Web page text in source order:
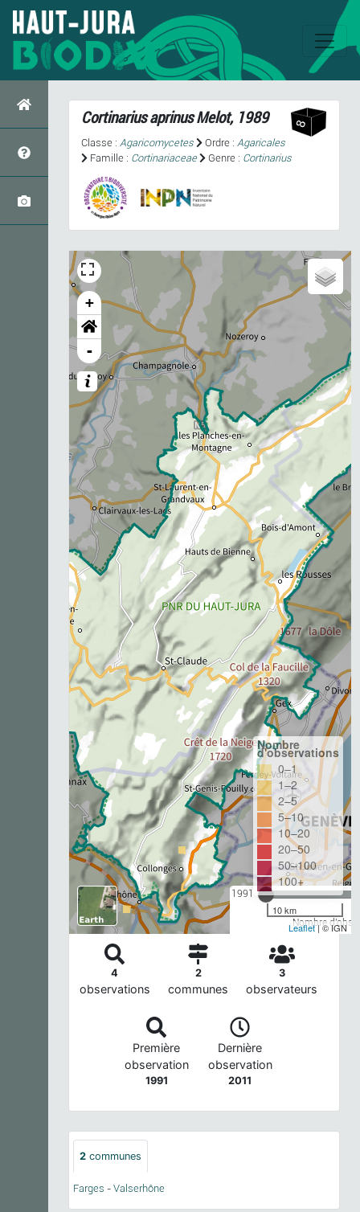
Cortinarius aprinusMelot, 1989
Classe : Agaricomycetes Ordre : Agaricales
Famille : Cortinariaceae Genre : Cortinarius
+
-
1991
Nombre
Nombre
d'observations
0–1
1–2
2–5
5–10
10–20
20–50
50–100
100+
10 km
Leaflet| © IGN
4
observations
2
communes
3
observateurs
Première
observation
1991
Dernière
observation
2011
2 communes
Farges - Valserhône